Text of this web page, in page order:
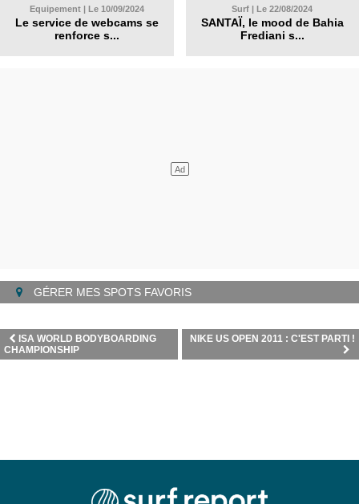
Equipement | Le 10/09/2024
Le service de webcams se
renforce s...
Surf | Le 22/08/2024
SANTAÏ, le mood de Bahia
Frediani s...
GÉRER MES SPOTS FAVORIS
NIKE US OPEN 2011 : C'EST PARTI !
ISA WORLD BODYBOARDING
CHAMPIONSHIP